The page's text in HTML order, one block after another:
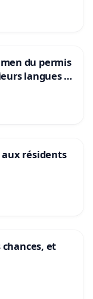
du permis
langues à
résidents
et